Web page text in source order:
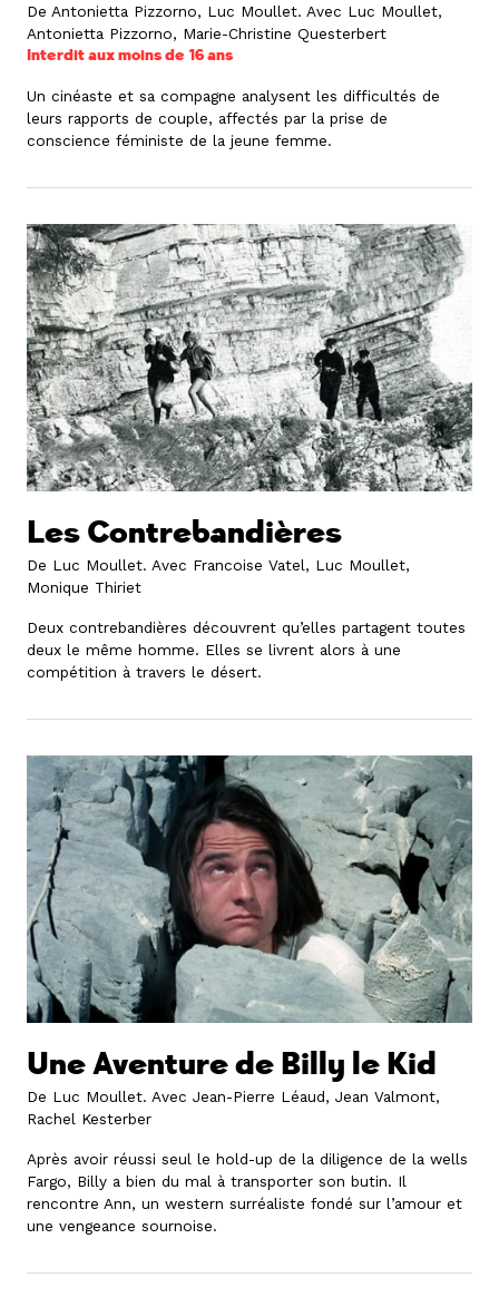
De Antonietta Pizzorno, Luc Moullet. Avec Luc Moullet,
Antonietta Pizzorno, Marie-Christine Questerbert
Interdit aux moins de 16 ans
Un cinéaste et sa compagne analysent les difficultés de
leurs rapports de couple, affectés par la prise de
conscience féministe de la jeune femme.
Les Contrebandières
De Luc Moullet. Avec Francoise Vatel, Luc Moullet,
Monique Thiriet
Deux contrebandières découvrent qu’elles partagent toutes
deux le même homme. Elles se livrent alors à une
compétition à travers le désert.
Une Aventure de Billy le Kid
De Luc Moullet. Avec Jean-Pierre Léaud, Jean Valmont,
Rachel Kesterber
Après avoir réussi seul le hold-up de la diligence de la wells
Fargo, Billy a bien du mal à transporter son butin. Il
rencontre Ann, un western surréaliste fondé sur l’amour et
une vengeance sournoise.